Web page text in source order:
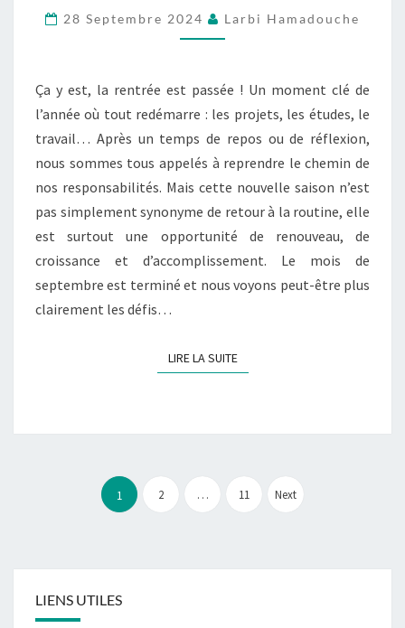
28 Septembre 2024 Larbi Hamadouche
Ça y est, la rentrée est passée ! Un moment clé de
l’année où tout redémarre : les projets, les études, le
travail… Après un temps de repos ou de réflexion,
nous sommes tous appelés à reprendre le chemin de
nos responsabilités. Mais cette nouvelle saison n’est
pas simplement synonyme de retour à la routine, elle
est surtout une opportunité de renouveau, de
croissance et d’accomplissement. Le mois de
septembre est terminé et nous voyons peut-être plus
clairement les défis…
LIRE LA SUITELIRE LA SUITE
des
1 2 … 11 Next
LIENS UTILES